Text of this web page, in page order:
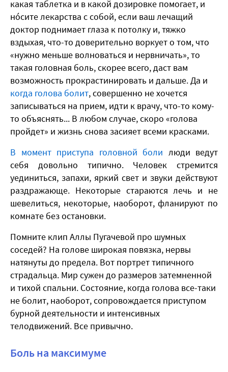
какая таблетка и в какой дозировке помогает, и
нóсите лекарства с собой, если ваш лечащий
доктор поднимает глаза к потолку и, тяжко
вздыхая, что-то доверительно воркует о том, что
«нужно меньше волноваться и нервничать», то
такая головная боль, скорее всего, даст вам
возможность прокрастинировать и дальше. Да и
когда голова болит, совершенно не хочется
записываться на прием, идти к врачу, что-то кому-
то объяснять... В любом случае, скоро «голова
пройдет» и жизнь снова засияет всеми красками.
В момент приступа головной боли люди ведут
себя довольно типично. Человек стремится
уединиться, запахи, яркий свет и звуки действуют
раздражающе. Некоторые стараются лечь и не
шевелиться, некоторые, наоборот, фланируют по
комнате без остановки.
Помните клип Аллы Пугачевой про шумных
соседей? На голове широкая повязка, нервы
натянуты до предела. Вот портрет типичного
страдальца. Мир сужен до размеров затемненной
и тихой спальни. Состояние, когда голова все-таки
не болит, наоборот, сопровождается приступом
бурной деятельности и интенсивных
телодвижений. Все привычно.
Боль на максимуме